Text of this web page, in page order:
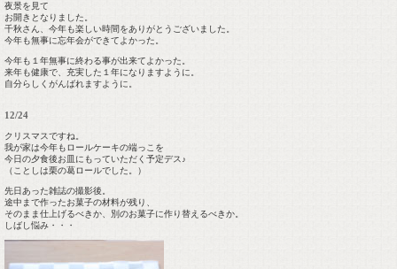
夜景を見て
お開きとなりました。
千秋さん、今年も楽しい時間をありがとうございました。
今年も無事に忘年会ができてよかった。
今年も１年無事に終わる事が出来てよかった。
来年も健康で、充実した１年になりますように。
自分らしくがんばれますように。
12/24
クリスマスですね。
我が家は今年もロールケーキの端っこを
今日の夕食後お皿にもっていただく予定デス♪
（ことしは栗の葛ロールでした。）
先日あった雑誌の撮影後。
途中まで作ったお菓子の材料が残り、
そのまま仕上げるべきか、別のお菓子に作り替えるべきか。
しばし悩み・・・